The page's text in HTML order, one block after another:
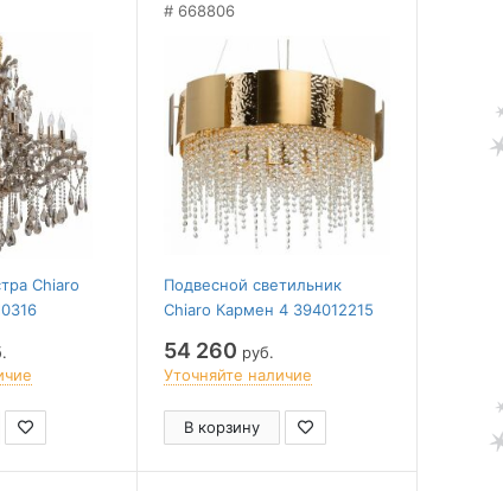
Chiaro
668806
Подвесной светильник
Chiaro Кармен 4 394012215
54 260 руб.
Уточняйте наличие
В корзину